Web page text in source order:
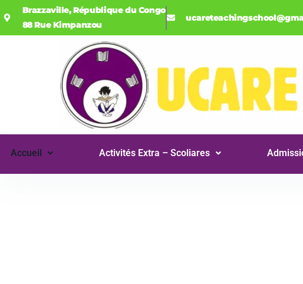
Brazzaville, République du Congo
88 Rue Kimpanzou
Accueil Activités Extra – Scoliares